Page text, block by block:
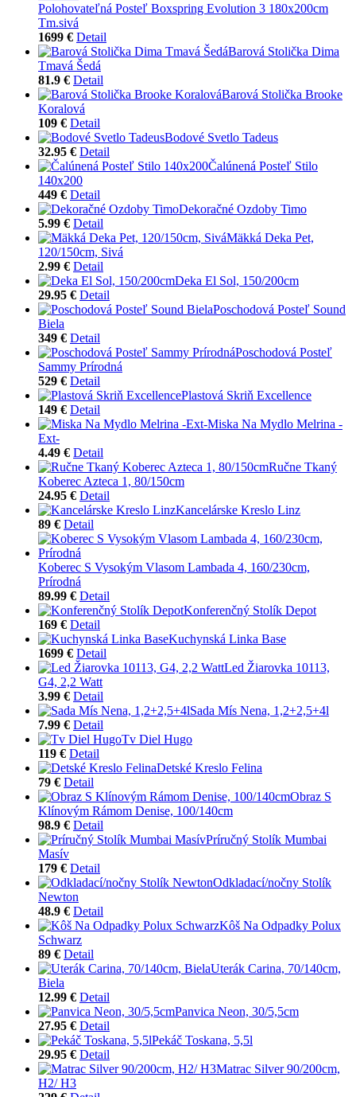
Polohovateľná Posteľ Boxspring Evolution 3 180x200cm
Tm.sivá
1699 € Detail
Barová Stolička Dima
Tmavá Šedá
81.9 € Detail
Barová Stolička Brooke
Koralová
109 € Detail
Bodové Svetlo Tadeus
32.95 € Detail
Čalúnená Posteľ Stilo
140x200
449 € Detail
Dekoračné Ozdoby Timo
5.99 € Detail
Mäkká Deka Pet,
120/150cm, Sivá
2.99 € Detail
Deka El Sol, 150/200cm
29.95 € Detail
Poschodová Posteľ Sound
Biela
349 € Detail
Poschodová Posteľ
Sammy Prírodná
529 € Detail
Plastová Skriň Excellence
149 € Detail
Miska Na Mydlo Melrina -
Ext-
4.49 € Detail
Ručne Tkaný
Koberec Azteca 1, 80/150cm
24.95 € Detail
Kancelárske Kreslo Linz
89 € Detail
Koberec S Vysokým Vlasom Lambada 4, 160/230cm,
Prírodná
89.99 € Detail
Konferenčný Stolík Depot
169 € Detail
Kuchynská Linka Base
1699 € Detail
Led Žiarovka 10113,
G4, 2,2 Watt
3.99 € Detail
Sada Mís Nena, 1,2+2,5+4l
7.99 € Detail
Tv Diel Hugo
119 € Detail
Detské Kreslo Felina
79 € Detail
Obraz S
Klínovým Rámom Denise, 100/140cm
98.9 € Detail
Príručný Stolík Mumbai
Masív
179 € Detail
Odkladací/nočny Stolík
Newton
48.9 € Detail
Kôš Na Odpadky Polux
Schwarz
89 € Detail
Uterák Carina, 70/140cm,
Biela
12.99 € Detail
Panvica Neon, 30/5,5cm
27.95 € Detail
Pekáč Toskana, 5,5l
29.95 € Detail
Matrac Silver 90/200cm,
H2/ H3